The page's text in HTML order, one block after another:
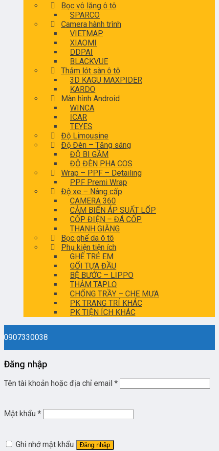
Bọc vô lăng ô tô
SPARCO
Camera hành trình
VIETMAP
XIAOMI
DDPAI
BLACKVUE
Thảm lót sàn ô tô
3D KAGU MAXPIDER
KARDO
Màn hình Android
WINCA
ICAR
TEYES
Độ Limousine
Độ Đèn – Tăng sáng
ĐỘ BI GẦM
ĐỘ ĐÈN PHA COS
Wrap – PPF – Detailing
PPF Premi Wrap
Độ xe – Nâng cấp
CAMERA 360
CẢM BIẾN ÁP SUẤT LỐP
CỐP ĐIỆN – ĐÁ CỐP
THANH GIẰNG
Bọc ghế da ô tô
Phụ kiện tiện ích
GHẾ TRẺ EM
GỐI TỰA ĐẦU
BỆ BƯỚC – LIPPO
THẢM TAPLO
CHỐNG TRẦY – CHE MƯA
PK TRANG TRÍ KHÁC
PK TIỆN ÍCH KHÁC
0907330038
Đăng nhập
Tên tài khoản hoặc địa chỉ email *
Mật khẩu *
Ghi nhớ mật khẩu Đăng nhập